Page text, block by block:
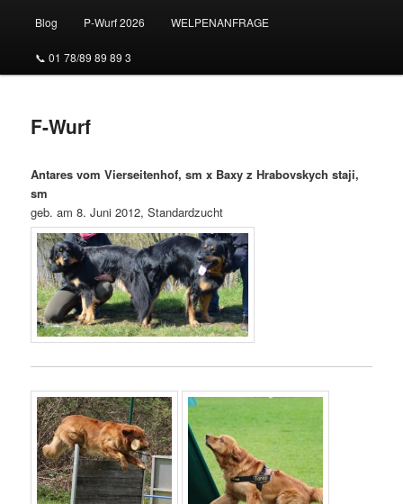
Blog P-Wurf 2026 WELPENANFRAGE
📞 01 78/89 89 89 3
F-Wurf
Antares vom Vierseitenhof, sm x Baxy z Hrabovskych staji,
sm
geb. am 8. Juni 2012, Standardzucht